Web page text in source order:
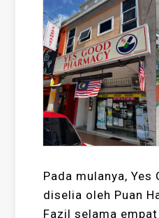
Pada mulanya, Yes
diselia oleh Puan
Fazil selama